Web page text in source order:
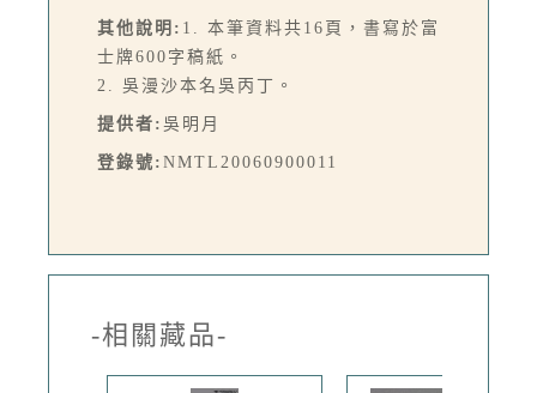
其他說明: 1. 本筆資料共16頁，書寫於富
士牌600字稿紙。
2. 吳漫沙本名吳丙丁。
提供者: 吳明月
登錄號: NMTL20060900011
-相關藏品-